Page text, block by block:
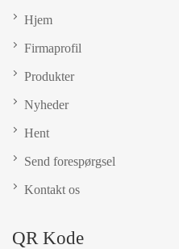
Hjem
Firmaprofil
Produkter
Nyheder
Hent
Send forespørgsel
Kontakt os
QR Kode